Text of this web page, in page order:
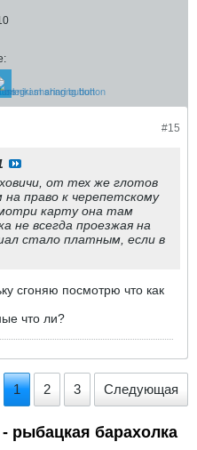
#15
от тех же глотов
на право к черепетскому
карту она там
не всегда проезжая на
стало платным, если в
сгоняю посмотрю что как
что ли?
1 2 3 Следующая
рыбацкая барахолка